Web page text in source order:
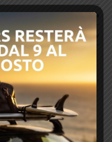
4 in linea
120cv